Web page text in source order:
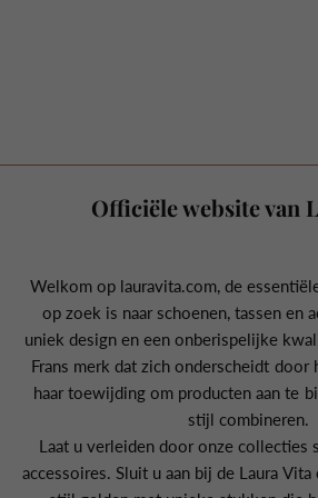
Officiële website van
Welkom op lauravita.com, de
op zoek is naar schoenen, tassen en
uniek design en een onberispelijke
Frans merk dat zich onderscheidt door
haar toewijding om producten aan te
stijl combineren.
Laat u verleiden door onze collecties
accessoires. Sluit u aan bij de Laura